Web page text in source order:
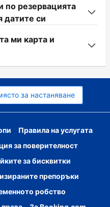
по резервацията
датите си
ми карта и
за настаняване
Правила на услугата
за поверителност
за бисквитки
препоръки
робство